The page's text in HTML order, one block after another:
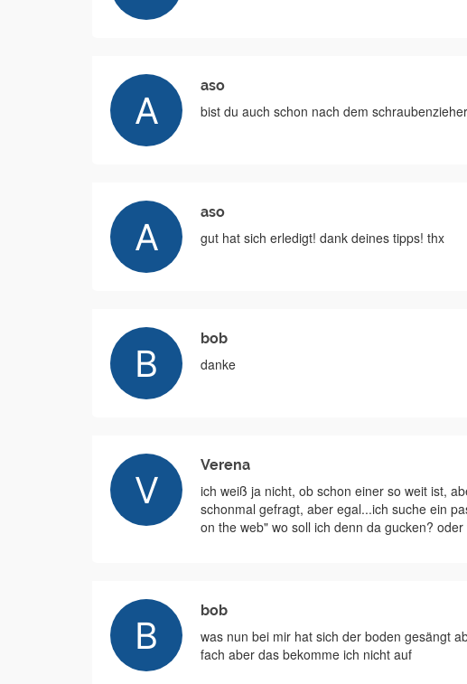
aso
bist du auch schon nach dem
aso
gut hat sich erledigt! dank deines tipps! thx
bob
danke
Verena
ich weiß ja nicht, ob schon einer so weit ist,
schonmal gefragt, aber egal...ich suche ein
on the web" wo soll ich denn da gucken?
bob
was nun bei mir hat sich der boden gesängt
fach aber das bekomme ich nicht auf